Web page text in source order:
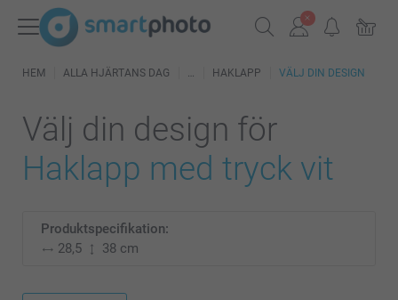
HEM ALLA HJÄRTANS DAG HAKLAPP VÄLJ DIN DESIGN
Välj din design för
Haklapp med tryck vit
Produktspecifikation:
28,5
38 cm